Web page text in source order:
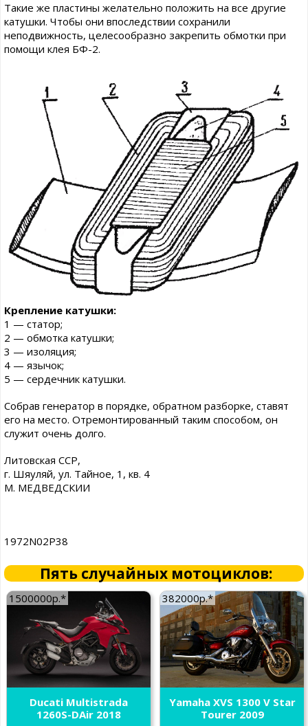
Такие же пластины желательно положить на все другие
катушки. Чтобы они впоследствии сохранили
неподвижность, целесообразно закрепить обмотки при
помощи клея БФ-2.
Крепление катушки:
1 — статор;
2 — обмотка катушки;
3 — изоляция;
4 — язычок;
5 — сердечник катушки.
Собрав генератор в порядке, обратном разборке, ставят
его на место. Отремонтированный таким способом, он
служит очень долго.
Литовская ССР,
г. Шяуляй, ул. Тайное, 1, кв. 4
М. МЕДВЕДСКИИ
1972N02P38
Пять случайных мотоциклов:
1500000р.*
Ducati Multistrada
1260S-DAir 2018
382000р.*
Yamaha XVS 1300 V Star
Tourer 2009